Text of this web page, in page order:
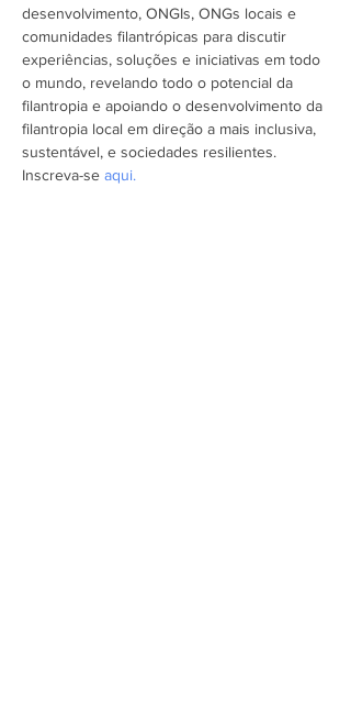
desenvolvimento, ONGIs, ONGs locais e
comunidades filantrópicas para discutir
experiências, soluções e iniciativas em todo
o mundo, revelando todo o potencial da
filantropia e apoiando o desenvolvimento da
filantropia local em direção a mais inclusiva,
sustentável, e sociedades resilientes.
Inscreva-se aqui.